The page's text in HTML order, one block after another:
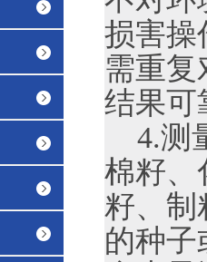
损害操
需重复
结果可
4.测
棉籽、
籽、制
的种子